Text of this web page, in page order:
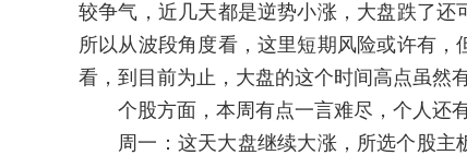
较争气，近几天都是逆势小涨，大盘跌了还
所以从波段角度看，这里短期风险或许有
看，到目前为止，大盘的这个时间高点虽然
个股方面，本周有点一言难尽，个人还有
周一：这天大盘继续大涨，所选个股主